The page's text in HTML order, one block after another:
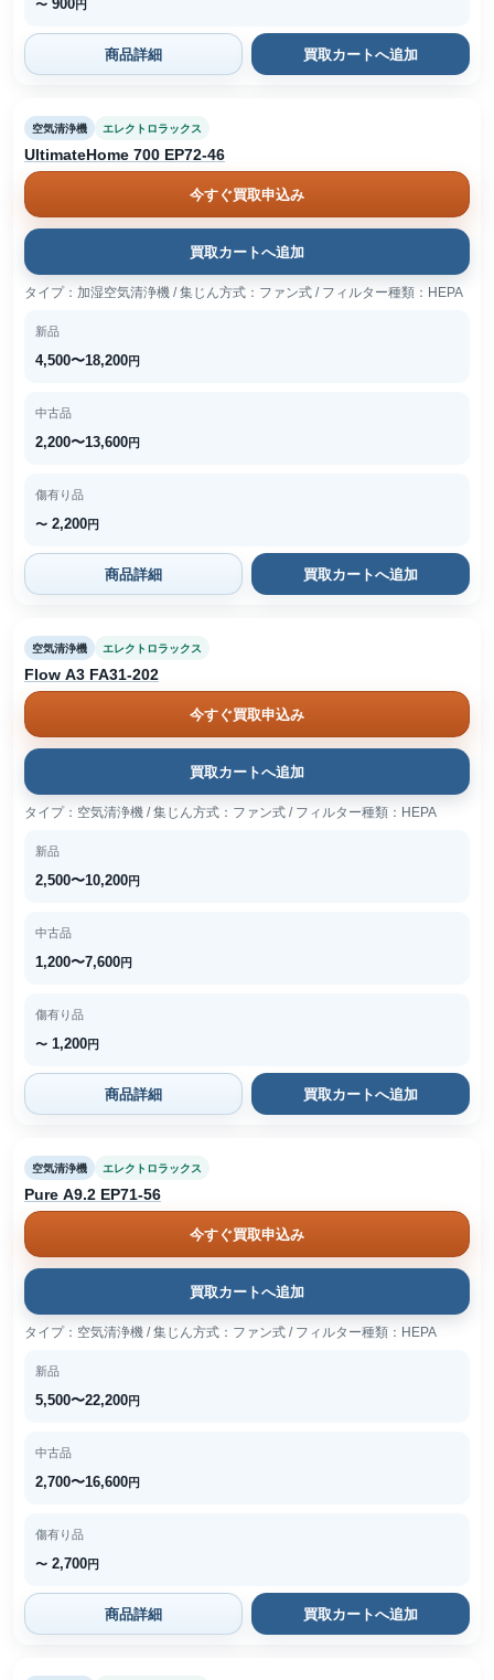
〜 900円
商品詳細 買取カートへ追加
空気清浄機 エレクトロラックス
UltimateHome 700 EP72-46
今すぐ買取申込み
買取カートへ追加
タイプ：加湿空気清浄機 / 集じん方式：ファン式 / フィルター種類：HEPA
新品
4,500〜18,200円
中古品
2,200〜13,600円
傷有り品
〜 2,200円
商品詳細 買取カートへ追加
空気清浄機 エレクトロラックス
Flow A3 FA31-202
今すぐ買取申込み
買取カートへ追加
タイプ：空気清浄機 / 集じん方式：ファン式 / フィルター種類：HEPA
新品
2,500〜10,200円
中古品
1,200〜7,600円
傷有り品
〜 1,200円
商品詳細 買取カートへ追加
空気清浄機 エレクトロラックス
Pure A9.2 EP71-56
今すぐ買取申込み
買取カートへ追加
タイプ：空気清浄機 / 集じん方式：ファン式 / フィルター種類：HEPA
新品
5,500〜22,200円
中古品
2,700〜16,600円
傷有り品
〜 2,700円
商品詳細 買取カートへ追加